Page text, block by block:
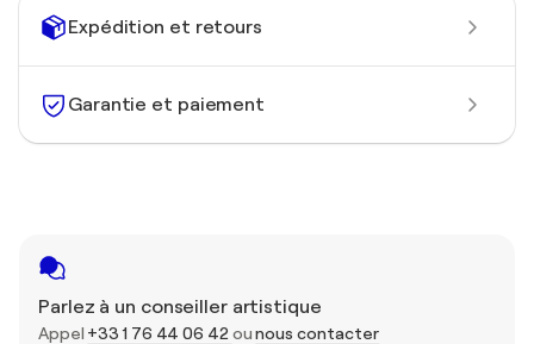
Expédition et retours
Garantie et paiement
Parlez à un conseiller artistique
Appel +33 1 76 44 06 42 ounous contacter